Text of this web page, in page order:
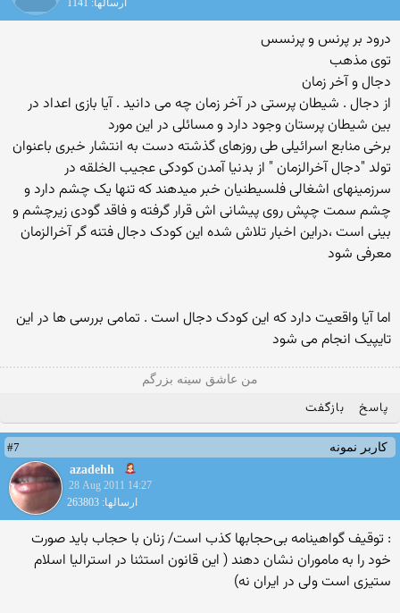
ارسالها: 1141
درود بر پرنس و پرنسس
توی مذهب
دجال و آخر زمان
از دجال . شیطان پرستی در آخر زمان چه می دانید . آیا بازی اعداد در
بین شیطان پرستان وجود دارد و مسائلی در این مورد
برخی منابع اسرائیلی طی روزهای گذشته دست به انتشار خبری باعنوان
تولد "دجال آخرالزمان " از بدنیا آمدن کودکی عجیب الخلقه در
سرزمینهای اشغالی فلسیطنیان خبر میدهند که تنها یک چشم دارد و
چشم سمت چپش روی پیشانی اش قرار گرفته و فاقد گودی زیرچشم و
بینی است ،دراین اخبار تلاش شده این کودک دجال فتنه گر آخرالزمان
معرفی شود
اما آیا واقعیت دارد که این کودک دجال است . تمامی بررسی ها در این
تایپیک انجام می شود
من عاشق سینه بزرگم
پاسخ بازگفت
کاربر نمونه
#7
azadehh
28 Aug 2011 14:27
ارسالها: 263803
: توقیف گواهینامه بی‌حجابها کذب است/ زنان با حجاب باید صورت
خود را به ماموران نشان دهند ( این قانون استثنا در استرالیا اسلام
ستیزی است ولی در ایران نه)